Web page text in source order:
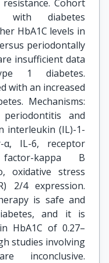
Cohort
with diabetes
HbA1C levels in
periodontally
insufficient data
1 diabetes.
with an increased
Mechanisms:
and
interleukin (IL)-1-
IL-6, receptor
kappa B
oxidative stress
2/4 expression.
is safe and
and it is
HbA1C of 0.27–
studies involving
inconclusive.